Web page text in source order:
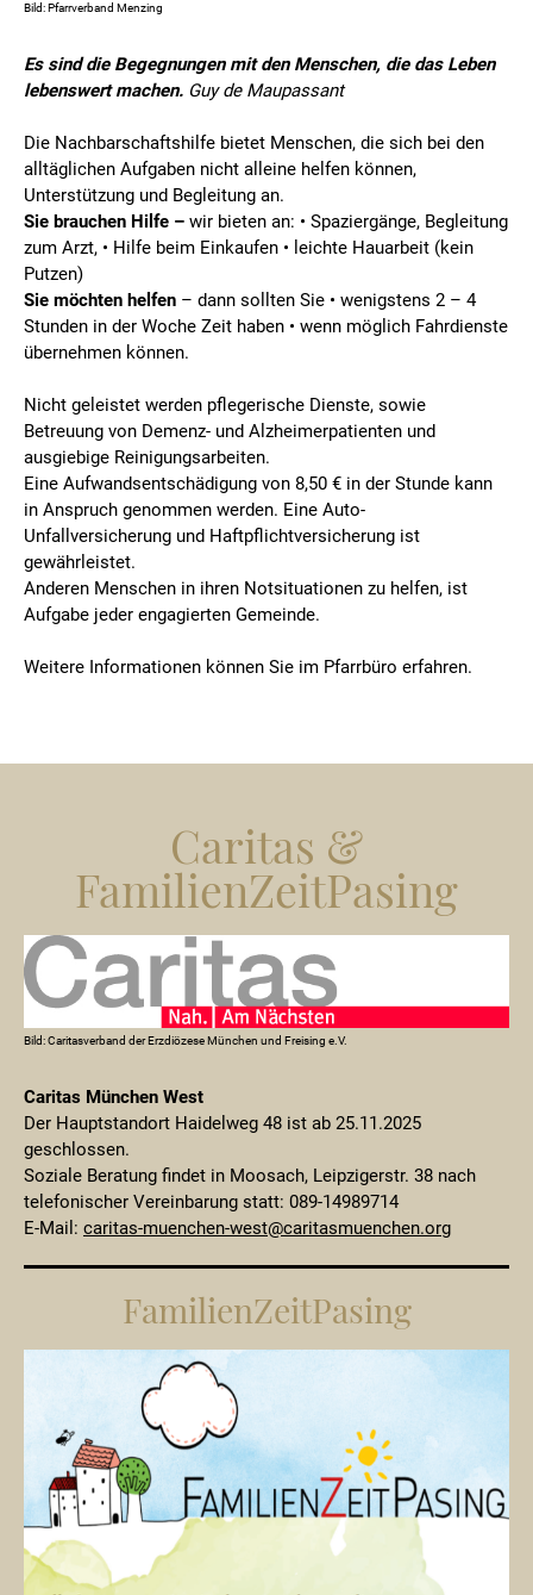
Bild: Pfarrverband Menzing
Es sind die Begegnungen mit den Menschen, die das Leben
lebenswert machen. Guy de Maupassant
Die Nachbarschaftshilfe bietet Menschen, die sich bei den
alltäglichen Aufgaben nicht alleine helfen können,
Unterstützung und Begleitung an.
Sie brauchen Hilfe – wir bieten an: • Spaziergänge, Begleitung
zum Arzt, • Hilfe beim Einkaufen • leichte Hauarbeit (kein
Putzen)
Sie möchten helfen – dann sollten Sie • wenigstens 2 – 4
Stunden in der Woche Zeit haben • wenn möglich Fahrdienste
übernehmen können.
Nicht geleistet werden pflegerische Dienste, sowie
Betreuung von Demenz- und Alzheimerpatienten und
ausgiebige Reinigungsarbeiten.
Eine Aufwandsentschädigung von 8,50 € in der Stunde kann
in Anspruch genommen werden. Eine Auto-
Unfallversicherung und Haftpflichtversicherung ist
gewährleistet.
Anderen Menschen in ihren Notsituationen zu helfen, ist
Aufgabe jeder engagierten Gemeinde.
Weitere Informationen können Sie im Pfarrbüro erfahren.
Caritas &
FamilienZeitPasing
Bild: Caritasverband der Erzdiözese München und Freising e.V.
Caritas München West
Der Hauptstandort Haidelweg 48 ist ab 25.11.2025
geschlossen.
Soziale Beratung findet in Moosach, Leipzigerstr. 38 nach
telefonischer Vereinbarung statt: 089-14989714
E-Mail: caritas-muenchen-west@caritasmuenchen.org
FamilienZeitPasing